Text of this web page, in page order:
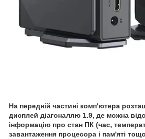
На передній частині комп'ютера
дисплей діагоналлю 1.9, де можна
інформацію про стан ПК (час,
завантаження процесора і пам'яті